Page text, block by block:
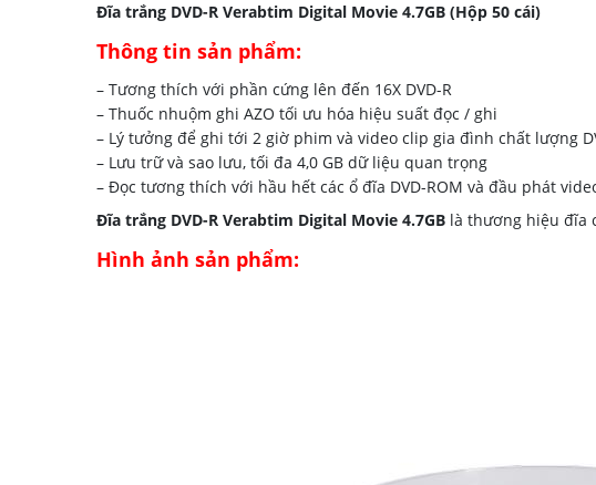
Đĩa trắng DVD-R Verabtim Digital Movie 4.7GB (Hộp 50 cái)
Thông tin sản phẩm:
– Tương thích với phần cứng lên đến 16X DVD-R
– Thuốc nhuộm ghi AZO tối ưu hóa hiệu suất đọc / ghi
– Lý tưởng để ghi tới 2 giờ phim và video clip gia đình chất lượng
– Lưu trữ và sao lưu, tối đa 4,0 GB dữ liệu quan trọng
– Đọc tương thích với hầu hết các ổ đĩa DVD-ROM và đầu phát
Đĩa trắng DVD-R Verabtim Digital Movie 4.7GB là thương hiệu đĩa
Hình ảnh sản phẩm: